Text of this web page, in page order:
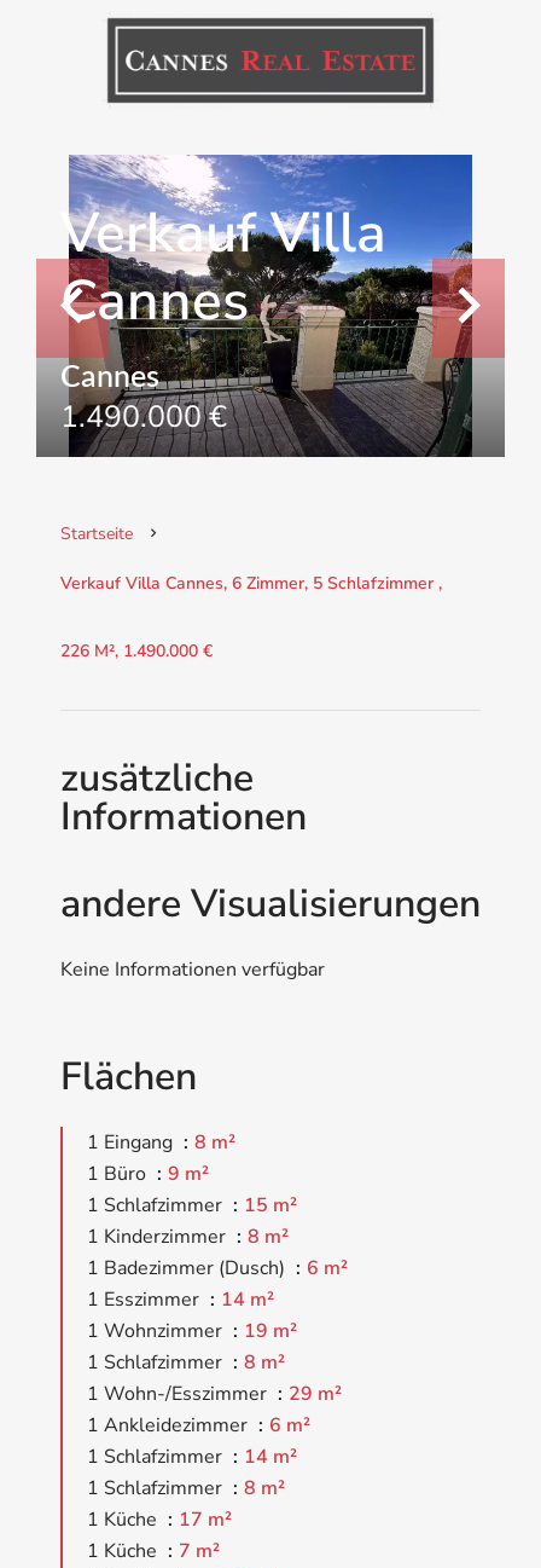
Verkauf Villa
Cannes
Cannes
1.490.000 €
Startseite
Verkauf Villa Cannes, 6 Zimmer, 5 Schlafzimmer ,
226 M², 1.490.000 €
zusätzliche
Informationen
andere Visualisierungen
Keine Informationen verfügbar
Flächen
1 Eingang
8 m²
1 Büro
9 m²
1 Schlafzimmer
15 m²
1 Kinderzimmer
8 m²
1 Badezimmer (Dusch)
6 m²
1 Esszimmer
14 m²
1 Wohnzimmer
19 m²
1 Schlafzimmer
8 m²
1 Wohn-/Esszimmer
29 m²
1 Ankleidezimmer
6 m²
1 Schlafzimmer
14 m²
1 Schlafzimmer
8 m²
1 Küche
17 m²
1 Küche
7 m²